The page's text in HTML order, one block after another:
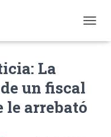
La
un fiscal
le arrebató